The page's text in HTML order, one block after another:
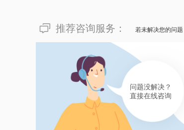
推荐咨询服务： 若未解决您的问
问题没解决？
直接在线咨询